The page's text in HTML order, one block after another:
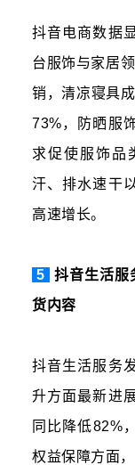
抖音电商数据
台服饰与家居
销，清凉寝具
73%，防晒服
求促使服饰品
汗、排水速干
高速增长。
5
抖音生活服
货内容
抖音生活服务
升方面最新进
同比降低82%
权益保障方面